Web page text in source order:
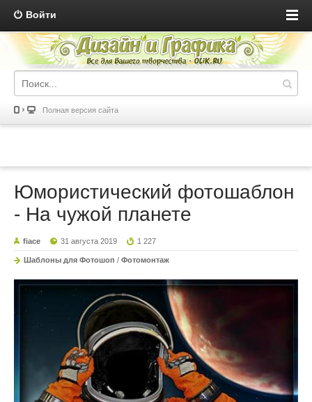
Войти
Полная версия сайта
Юмористический фотошаблон
- На чужой планете
fiace 31 августа 2019 1 227
Шаблоны для Фотошоп / Фотомонтаж